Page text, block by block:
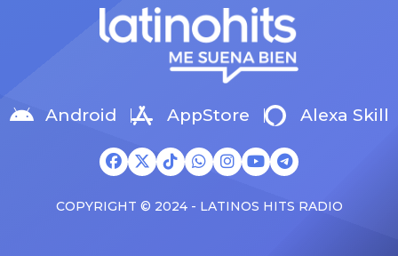
Android AppStore Alexa Skill
COPYRIGHT © 2024 - LATINOS HITS RADIO